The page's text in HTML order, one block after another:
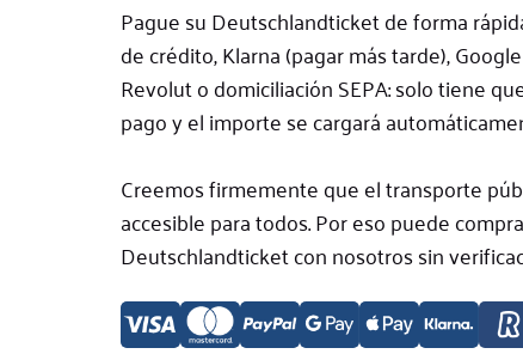
Pague su Deutschlandticket de forma
de crédito, Klarna (pagar más tarde),
Revolut o domiciliación SEPA: solo tiene
pago y el importe se cargará
Creemos firmemente que el transporte
accesible para todos. Por eso puede
Deutschlandticket con nosotros sin